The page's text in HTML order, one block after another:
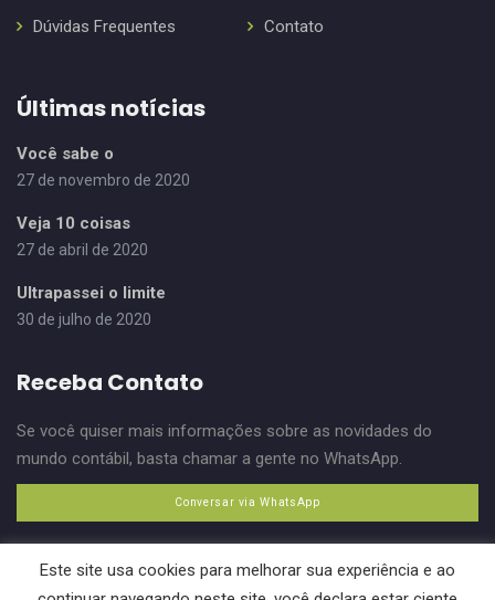
Dúvidas Frequentes Contato
Últimas notícias
Você sabe o
27 de novembro de 2020
Veja 10 coisas
27 de abril de 2020
Ultrapassei o limite
30 de julho de 2020
Receba Contato
Se você quiser mais informações sobre as novidades do
mundo contábil, basta chamar a gente no WhatsApp.
Conversar via WhatsApp
Este site usa cookies para melhorar sua experiência e ao